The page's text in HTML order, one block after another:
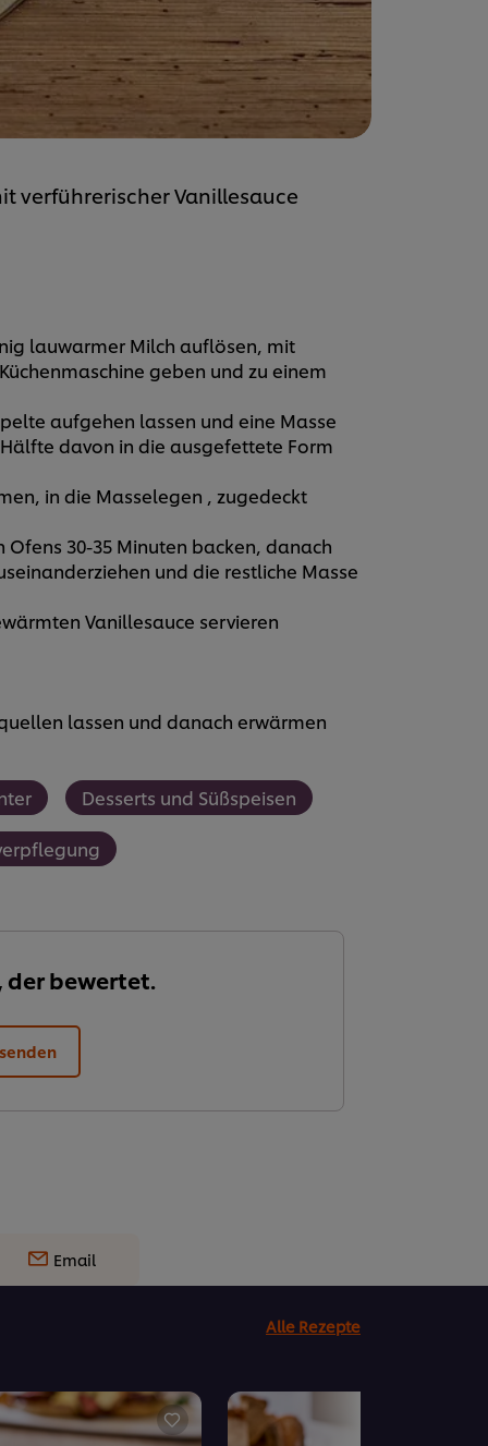
verführerischer Vanillesauce
lauwarmer Milch auflösen, mit
geben und zu einem
aufgehen lassen und eine Masse
davon in die ausgefettete Form
in die Masselegen , zugedeckt
Ofens 30-35 Minuten backen, danach
und die restliche Masse
Vanillesauce servieren
lassen und danach erwärmen
Desserts und Süßspeisen
der bewertet.
Email
Alle Rezepte